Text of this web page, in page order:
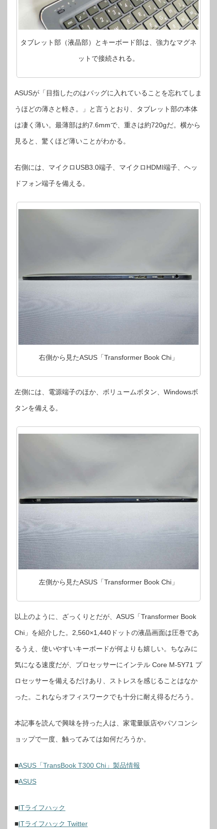
タブレット部（液晶部）とキーボード部は、強力なマグネ
ットで接続される。
ASUSが「目指したのはバッグに入れていることを忘れてしま
うほどの薄さと軽さ。」と言うとおり、タブレット部の本体
は凄く薄い。最薄部は約7.6mmで、重さは約720gだ。横から
見ると、驚くほど薄いことがわかる。
右側には、マイクロUSB3.0端子、マイクロHDMI端子、ヘッ
ドフォン端子を備える。
右側から見たASUS「Transformer Book Chi」
左側には、電源端子のほか、ボリュームボタン、Windowsボ
タンを備える。
左側から見たASUS「Transformer Book Chi」
以上のように、ざっくりとだが、ASUS「Transformer Book
Chi」を紹介した。2,560×1,440ドットの液晶画面は圧巻であ
るうえ、使いやすいキーボードが何よりも嬉しい。ちなみに
気になる速度だが、プロセッサーにインテル Core M-5Y71 プ
ロセッサーを備えるだけあり、ストレスを感じることはなか
った。これならオフィスワークでも十分に耐え得るだろう。
本記事を読んで興味を持った人は、家電量販店やパソコンシ
ョップで一度、触ってみては如何だろうか。
■ASUS「TransBook T300 Chi」製品情報
■ASUS
■ITライフハック
■ITライフハック Twitter